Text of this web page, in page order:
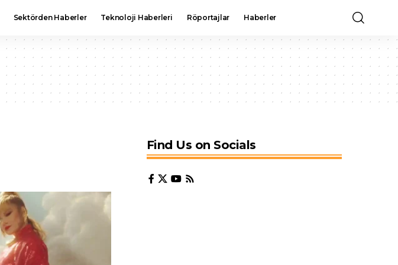
Sektörden Haberler Teknoloji Haberleri Röportajlar Haberler
Find Us on Socials